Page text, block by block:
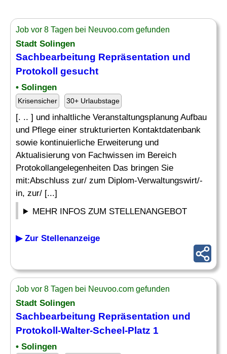
Job vor 8 Tagen bei Neuvoo.com gefunden
Stadt Solingen
Sachbearbeitung Repräsentation und
Protokoll gesucht
• Solingen
Krisensicher 30+ Urlaubstage
[. .. ] und inhaltliche Veranstaltungsplanung Aufbau
und Pflege einer strukturierten Kontaktdatenbank
sowie kontinuierliche Erweiterung und
Aktualisierung von Fachwissen im Bereich
Protokollangelegenheiten Das bringen Sie
mit:Abschluss zur/ zum Diplom-Verwaltungswirt/-
in, zur/ [...]
MEHR INFOS ZUM STELLENANGEBOT
▶ Zur Stellenanzeige
Job vor 8 Tagen bei Neuvoo.com gefunden
Stadt Solingen
Sachbearbeitung Repräsentation und
Protokoll-Walter-Scheel-Platz 1
• Solingen